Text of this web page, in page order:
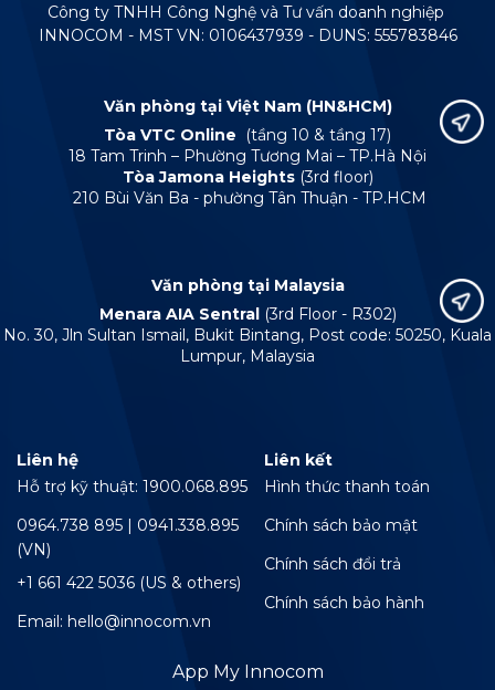
Công ty TNHH Công Nghệ và Tư vấn doanh nghiệp
INNOCOM - MST VN: 0106437939 - DUNS: 555783846
Văn phòng tại Việt Nam (HN&HCM)
Tòa VTC Online
(tầng 10 & tầng 17)
18 Tam Trinh – Phường Tương Mai – TP.Hà Nội
Tòa Jamona Heights (3rd floor)
210 Bùi Văn Ba - phường Tân Thuận - TP.HCM
Văn phòng tại Malaysia
Menara AIA Sentral (3rd Floor - R302)
No. 30, Jln Sultan Ismail, Bukit Bintang, Post code: 50250, Kuala
Lumpur, Malaysia
Liên hệ
Hỗ trợ kỹ thuật: 1900.068.895
0964.738 895 | 0941.338.895
(VN)
+1 661 422 5036 (US & others)
Email: hello@innocom.vn
Liên kết
Hình thức thanh toán
Chính sách bảo mật
Chính sách đổi trả
Chính sách bảo hành
App My Innocom